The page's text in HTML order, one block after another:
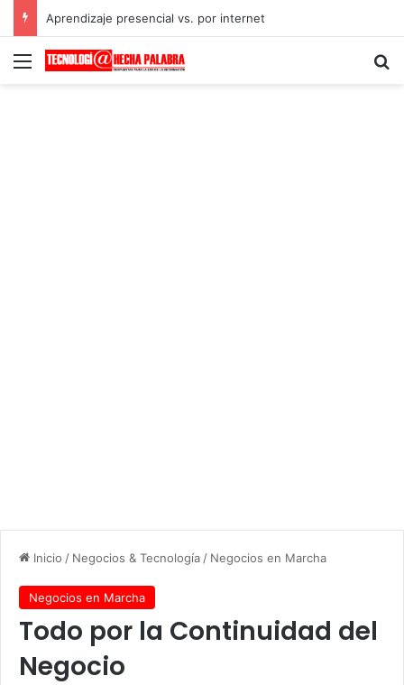
Aprendizaje presencial vs. por internet
Menú
Inicio / Negocios & Tecnología / Negocios en Marcha
Negocios en Marcha
Todo por la Continuidad del
Negocio